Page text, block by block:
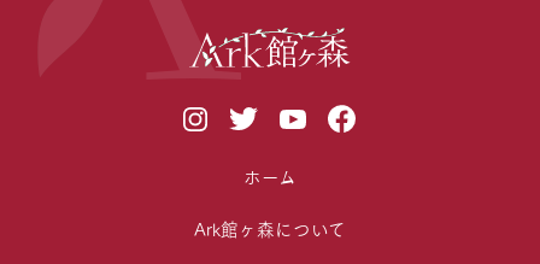
ホーム
Ark館ヶ森について